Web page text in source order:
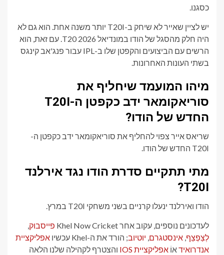
כסגנו.
יש לציין שאייר לא שיחק ב-T20I יותר משנה אחת. הוא גם לא
היה חלק מהסגל של הודו במונדיאל T20 2026. עם זאת, הוא
הרשים עם הביצועים והקפטן שלו ב-IPL עבור פנג'אב קינגס
בשתי העונות האחרונות.
מיהו המועמד שיחליף את
סוריאקומאר ידב כקפטן ה-T20I
החדש של הודו?
שריאס אייר צפוי להחליף את סוריאקומאר ידב כקפטן ה-
T20I החדש של הודו.
מתי תתקיים סדרת הודו נגד אירלנד
T20I?
הודו ואירלנד ינעלו קרניים בשני משחקי T20I במרץ.
לעדכונים נוספים, עקוב אחר Khel Now Cricket פייסבוק,
לְצַפְצֵף, אינסטגרם, יוטיוב; הורד את ה-Khel עכשיו
אפליקציית
אנדרואידאוֹ אפליקציית IOS
והצטרף לקהילה שלנו הלאה